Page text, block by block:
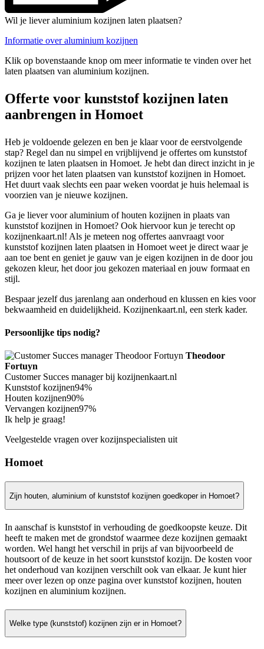
Wil je liever aluminium kozijnen laten plaatsen?
Informatie over aluminium kozijnen
Klik op bovenstaande knop om meer informatie te vinden over het
laten plaatsen van aluminium kozijnen.
Offerte voor kunststof kozijnen laten
aanbrengen in Homoet
Heb je voldoende gelezen en ben je klaar voor de eerstvolgende
stap? Regel dan nu simpel en vrijblijvend je offertes om kunststof
kozijnen te laten plaatsen in Homoet. Je hebt dan direct inzicht in je
prijzen voor het laten plaatsen van kunststof kozijnen in Homoet.
Het duurt vaak slechts een paar weken voordat je huis helemaal is
voorzien van je nieuwe kozijnen.
Ga je liever voor aluminium of houten kozijnen in plaats van
kunststof kozijnen in Homoet? Ook hiervoor kun je terecht op
kozijnenkaart.nl! Als je meteen nog offertes aanvraagt voor
kunststof kozijnen laten plaatsen in Homoet weet je direct waar je
aan toe bent en geniet je gauw van je eigen kozijnen in de door jou
gekozen kleur, het door jou gekozen materiaal en jouw formaat en
stijl.
Bespaar jezelf dus jarenlang aan onderhoud en klussen en kies voor
bekwaamheid en duidelijkheid. Kozijnenkaart.nl, een sterk kader.
Persoonlijke tips nodig?
Theodoor
Fortuyn
Customer Succes manager bij kozijnenkaart.nl
Kunststof kozijnen94%
Houten kozijnen90%
Vervangen kozijnen97%
Ik help je graag!
Veelgestelde vragen over kozijnspecialisten uit
Homoet
Zijn houten, aluminium of kunststof kozijnen goedkoper in Homoet?
In aanschaf is kunststof in verhouding de goedkoopste keuze. Dit
heeft te maken met de grondstof waarmee deze kozijnen gemaakt
worden. Wel hangt het verschil in prijs af van bijvoorbeeld de
houtsoort of de keuze in het soort kunststof kozijn. De kosten voor
het onderhoud van kozijnen verschilt ook van elkaar. Je kunt hier
meer over lezen op onze pagina over kunststof kozijnen, houten
kozijnen en aluminium kozijnen.
Welke type (kunststof) kozijnen zijn er in Homoet?